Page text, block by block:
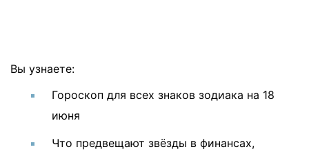
Вы узнаете:
Гороскоп для всех знаков зодиака на 18
июня
Что предвещают звёзды в финансах,